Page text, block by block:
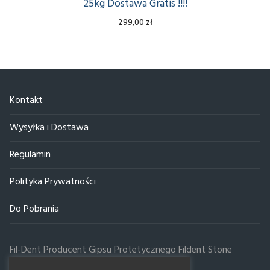
Mączka Dolomitowa 10kg
Mączka Dolomitowa 50 kg
Mączka Dolomitowa 100 kg
25kg Dostawa Gratis !!!!
299,00 zł
Kontakt
Wysyłka i Dostawa
Regulamin
Polityka Prywatności
Do Pobrania
Fil-Dent Producent Gipsu Protetycznego Fildent Stone